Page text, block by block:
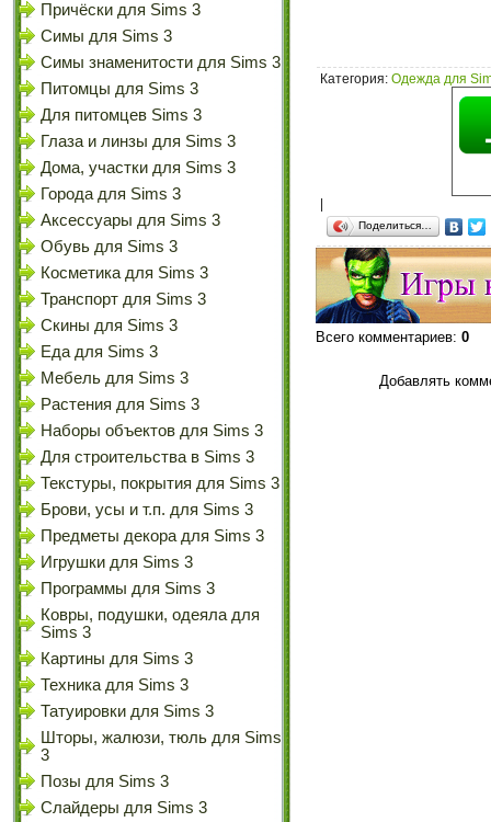
Причёски для Sims 3
Симы для Sims 3
Симы знаменитости для Sims 3
Питомцы для Sims 3
Для питомцев Sims 3
Глаза и линзы для Sims 3
Дома, участки для Sims 3
Города для Sims 3
Аксессуары для Sims 3
Обувь для Sims 3
Косметика для Sims 3
Транспорт для Sims 3
Скины для Sims 3
Еда для Sims 3
Мебель для Sims 3
Растения для Sims 3
Наборы объектов для Sims 3
Для строительства в Sims 3
Текстуры, покрытия для Sims 3
Брови, усы и т.п. для Sims 3
Предметы декора для Sims 3
Игрушки для Sims 3
Программы для Sims 3
Ковры, подушки, одеяла для
Sims 3
Картины для Sims 3
Техника для Sims 3
Татуировки для Sims 3
Шторы, жалюзи, тюль для Sims
3
Позы для Sims 3
Слайдеры для Sims 3
Категория: Одежда для
Поделиться…
Всего комментариев: 0
Добавлять